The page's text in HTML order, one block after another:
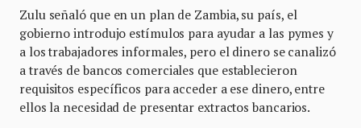
Zulu señaló que en un plan de Zambia, su país, el
gobierno introdujo estímulos para ayudar a las pymes y
a los trabajadores informales, pero el dinero se canalizó
a través de bancos comerciales que establecieron
requisitos específicos para acceder a ese dinero, entre
ellos la necesidad de presentar extractos bancarios.